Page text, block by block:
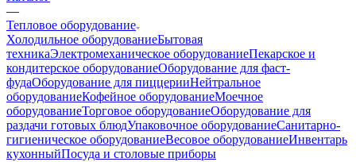
—
Тепловое оборудование
Холодильное оборудованиеБытовая
техникаЭлектромеханическое оборудованиеПекарское и
кондитерское оборудованиеОборудование для фаст-
фудаОборудование для пиццерииНейтральное
оборудованиеКофейное оборудованиеМоечное
оборудованиеТорговое оборудованиеОборудование для
раздачи готовых блюдУпаковочное оборудованиеСанитарно-
гигиеническое оборудованиеВесовое оборудованиеИнвентарь
кухонныйПосуда и столовые приборы